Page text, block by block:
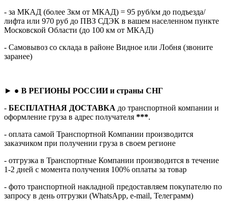
- за МКАД (более 3км от МКАД) = 95 руб/км до подъезда/
лифта или 970 руб до ПВЗ СДЭК в вашем населенном пункте
Московской Области (до 100 км от МКАД)
- Самовывоз со склада в районе Видное или Лобня (звоните
заранее)
► ● В РЕГИОНЫ РОССИИ и страны СНГ
- БЕСПЛАТНАЯ ДОСТАВКА до транспортной компании и
оформление груза в адрес получателя ***.
- оплата самой Транспортной Компании производится
заказчиком при получении груза в своем регионе
- отгрузка в Транспортные Компании производится в течение
1-2 дней с момента получения 100% оплаты за товар
- фото транспортной накладной предоставляем покупателю по
запросу в день отгрузки (WhatsApp, e-mail, Телеграмм)